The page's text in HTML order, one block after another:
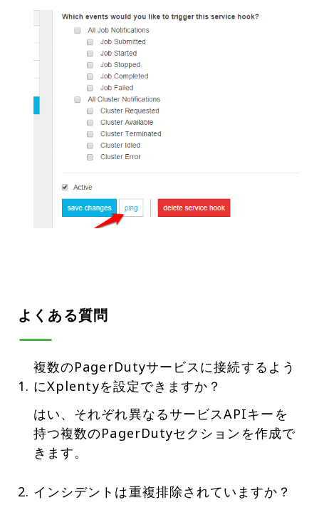
よくある質問
複数のPagerDutyサービスに接続するよう
にXplentyを設定できますか？
はい、それぞれ異なるサービスAPIキーを
持つ複数のPagerDutyセクションを作成で
きます。
インシデントは重複排除されていますか？